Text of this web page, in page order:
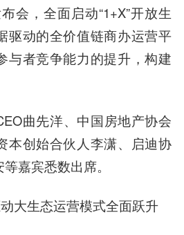
会，全面启动“1+X”开放生
驱动的全价值链商办运营平
与者竞争能力的提升，构建
曲先洋、中国房地产协会
本创始合伙人李潇、启迪协
等嘉宾悉数出席。
生态运营模式全面跃升